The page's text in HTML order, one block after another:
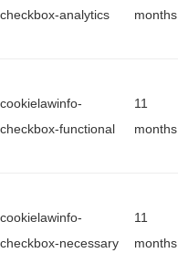
checkbox-analytics
months
cookielawinfo-
checkbox-functional
11
months
cookielawinfo-
checkbox-necessary
11
months